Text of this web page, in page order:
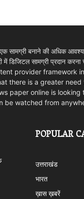
बनाने की अधिक
डिजिटल सामग्री प्रदान
provider
there is a greater
paper online is
be watched from
POPULAR
उत्तराखंड
भारत
ख़ास ख़बरें